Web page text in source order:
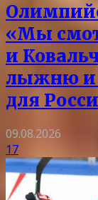
«Мы
и
лыжню и
для
09.08.2026
17